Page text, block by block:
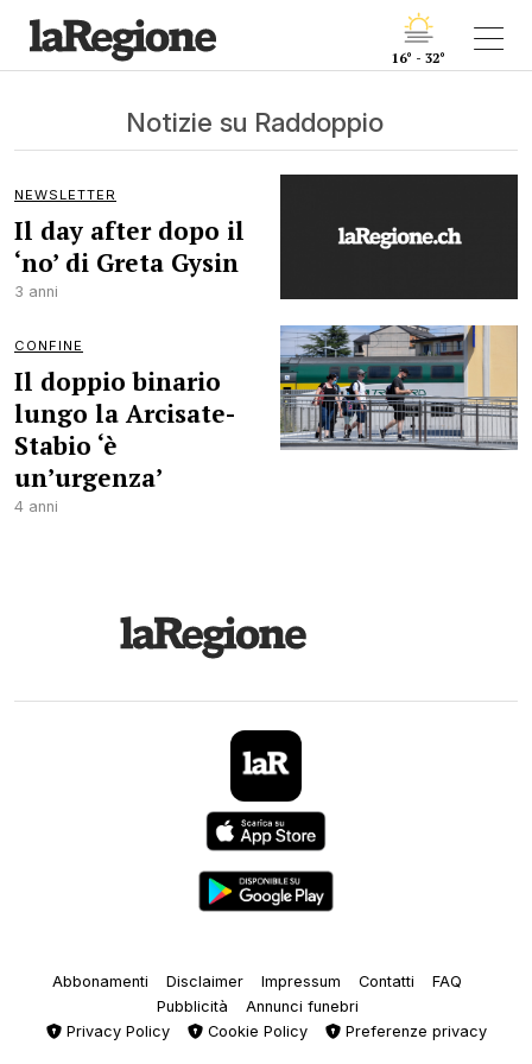
16° - 32°
Notizie su Raddoppio
NEWSLETTER
Il day after dopo il
‘no’ di Greta Gysin
3 anni
CONFINE
Il doppio binario
lungo la Arcisate-
Stabio ‘è
un’urgenza’
4 anni
Abbonamenti Disclaimer Impressum Contatti
FAQ
Pubblicità
Annunci funebri
Privacy Policy
Cookie Policy Preferenze privacy